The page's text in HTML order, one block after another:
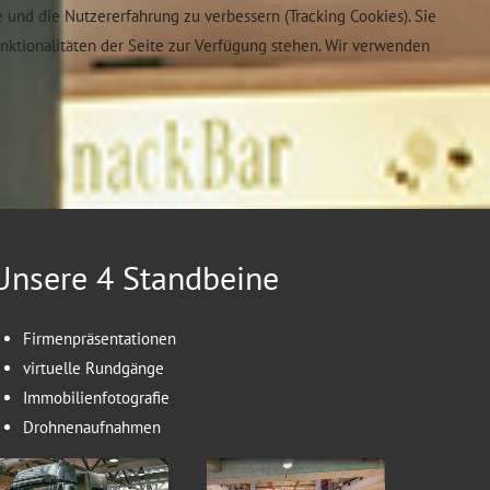
4 Standbeine
Firmenpräsentationen
virtuelle Rundgänge
Immobilienfotografie
Drohnenaufnahmen
die Nutzererfahrung zu verbessern (Tracking Cookies). Sie
der Seite zur Verfügung stehen. Wir verwenden